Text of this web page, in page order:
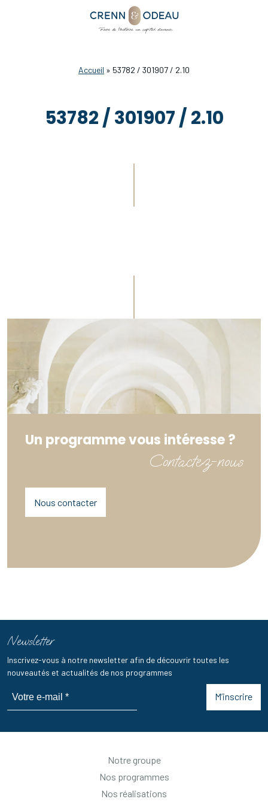
Accueil » 53782 / 301907 / 2.10
53782 / 301907 / 2.10
Un programme vous intéresse ?
Contactez-nous
Nous contacter
Newsletter
Inscrivez-vous à notre newsletter afin de découvrir toutes les
nouveautés et actualités de nos programmes
M’inscrire
Notre groupe
Nos programmes
Nos réalisations